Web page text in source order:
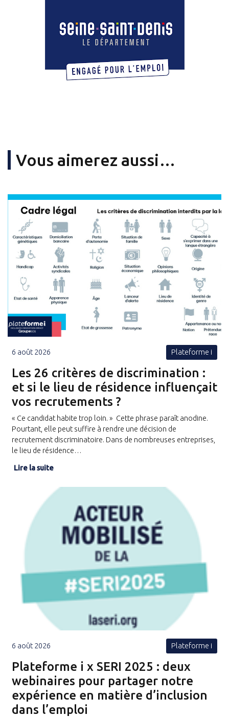
Vous aimerez aussi…
6 août 2026 Plateforme i
Les 26 critères de discrimination :
et si le lieu de résidence influençait
vos recrutements ?
« Ce candidat habite trop loin. » Cette phrase paraît anodine.
Pourtant, elle peut suffire à rendre une décision de
recrutement discriminatoire. Dans de nombreuses entreprises,
le lieu de résidence…
Lire la suite
6 août 2026 Plateforme i
Plateforme i x SERI 2025 : deux
webinaires pour partager notre
expérience en matière d’inclusion
dans l’emploi